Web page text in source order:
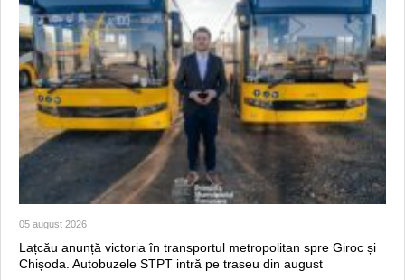
05 august 2026
Lațcău anunță victoria în transportul metropolitan spre Giroc și
Chișoda. Autobuzele STPT intră pe traseu din august